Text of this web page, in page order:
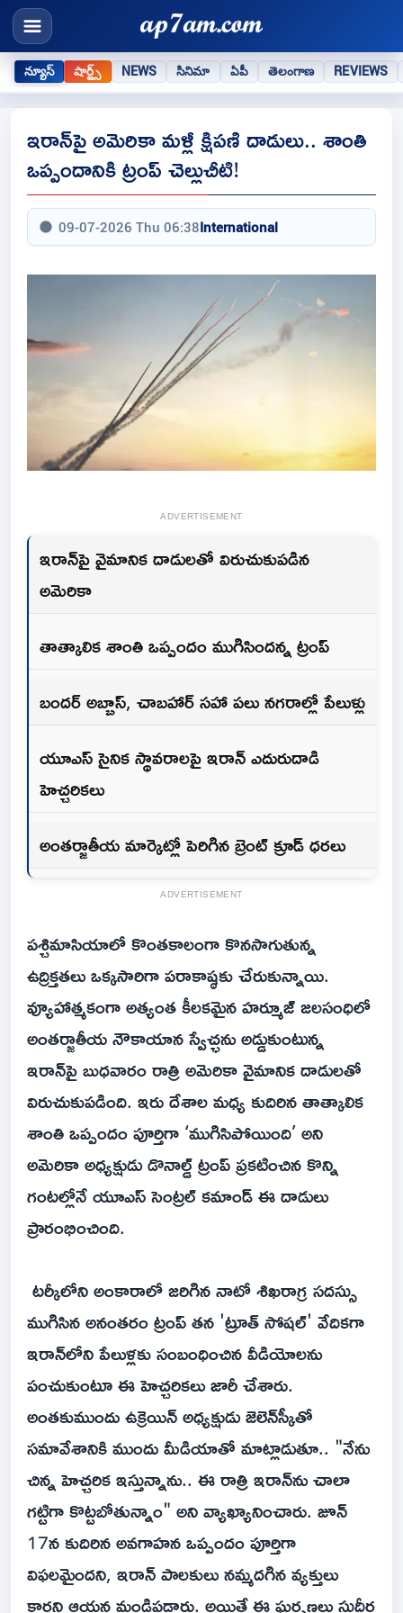
న్యూస్ షార్ట్స్ NEWS సినిమా ఏపీ తెలంగాణ REVIEWS
ఇరాన్‌పై అమెరికా మళ్లీ క్షిపణి దాడులు.. శాంతి
ఒప్పందానికి ట్రంప్ చెల్లుచీటి!
09-07-2026 Thu 06:38International
ADVERTISEMENT
ఇరాన్‌పై వైమానిక దాడులతో విరుచుకుపడిన
అమెరికా
తాత్కాలిక శాంతి ఒప్పందం ముగిసిందన్న ట్రంప్
బందర్ అబ్బాస్, చాబహార్ సహా పలు నగరాల్లో పేలుళ్లు
యూఎస్ సైనిక స్థావరాలపై ఇరాన్ ఎదురుదాడి
హెచ్చరికలు
అంతర్జాతీయ మార్కెట్లో పెరిగిన బ్రెంట్ క్రూడ్ ధరలు
ADVERTISEMENT
పశ్చిమాసియాలో కొంతకాలంగా కొనసాగుతున్న
ఉద్రిక్తతలు ఒక్కసారిగా పరాకాష్ఠకు చేరుకున్నాయి.
వ్యూహాత్మకంగా అత్యంత కీలకమైన హర్మూజ్ జలసంధిలో
అంతర్జాతీయ నౌకాయాన స్వేచ్ఛను అడ్డుకుంటున్న
ఇరాన్‌పై బుధవారం రాత్రి అమెరికా వైమానిక దాడులతో
విరుచుకుపడింది. ఇరు దేశాల మధ్య కుదిరిన తాత్కాలిక
శాంతి ఒప్పందం పూర్తిగా ‘ముగిసిపోయింది’ అని
అమెరికా అధ్యక్షుడు డొనాల్డ్ ట్రంప్ ప్రకటించిన కొన్ని
గంటల్లోనే యూఎస్ సెంట్రల్ కమాండ్ ఈ దాడులు
ప్రారంభించింది.
టర్కీలోని అంకారాలో జరిగిన నాటో శిఖరాగ్ర సదస్సు
ముగిసిన అనంతరం ట్రంప్ తన 'ట్రూత్ సోషల్' వేదికగా
ఇరాన్‌లోని పేలుళ్లకు సంబంధించిన వీడియోలను
పంచుకుంటూ ఈ హెచ్చరికలు జారీ చేశారు.
అంతకుముందు ఉక్రెయిన్ అధ్యక్షుడు జెలెన్‌స్కీతో
సమావేశానికి ముందు మీడియాతో మాట్లాడుతూ.. "నేను
చిన్న హెచ్చరిక ఇస్తున్నాను.. ఈ రాత్రి ఇరాన్‌ను చాలా
గట్టిగా కొట్టబోతున్నాం" అని వ్యాఖ్యానించారు. జూన్
17న కుదిరిన అవగాహన ఒప్పందం పూర్తిగా
విఫలమైందని, ఇరాన్ పాలకులు నమ్మదగిన వ్యక్తులు
కారని ఆయన మండిపడ్డారు. అయితే ఈ ఘర్షణలు సుదీర్ఘ